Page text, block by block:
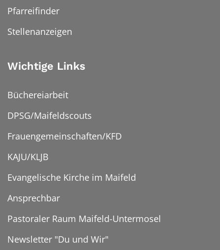
Pfarreifinder
Stellenanzeigen
Wichtige Links
Büchereiarbeit
DPSG/Maifeldscouts
Frauengemeinschaften/KFD
KAJU/KLJB
Evangelische Kirche im Maifeld
Ansprechbar
Pastoraler Raum Maifeld-Untermosel
Newsletter "Du und Wir"